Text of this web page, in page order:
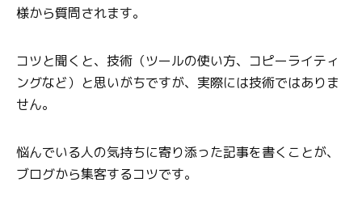
様から質問されます。
コツと聞くと、技術（ツールの使い方、コピーライティ
ングなど）と思いがちですが、実際には技術ではありま
せん。
悩んでいる人の気持ちに寄り添った記事を書くことが、
ブログから集客するコツです。